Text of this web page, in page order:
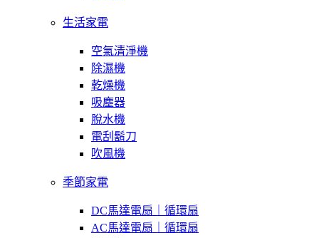
生活家電
空氣清淨機
除濕機
乾燥機
吸塵器
脫水機
電刮鬍刀
吹風機
季節家電
DC馬達電扇｜循環扇
AC馬達電扇｜循環扇